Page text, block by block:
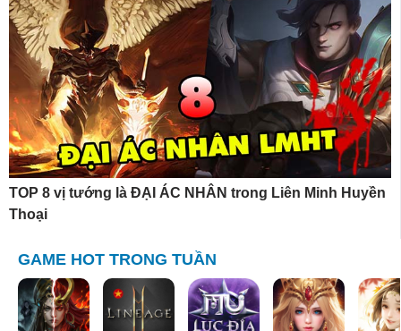
TOP 8 vị tướng là ĐẠI ÁC NHÂN trong Liên Minh Huyền
Thoại
GAME HOT TRONG TUẦN